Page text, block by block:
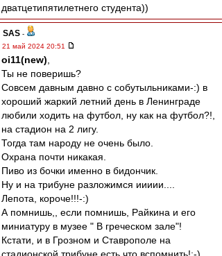
дватцетипятилетнего студента))
SAS -
21 май 2024 20:51
oi11(new)
Ты не поверишь?
Совсем давным давно с собутыльниками-:) в
хороший жаркий летний день в Ленинграде
любили ходить на футбол, ну как на футбол?!,
на стадион на 2 лигу.
Тогда там народу не очень было.
Охрана почти никакая.
Пиво из бочки именно в бидончик.
Ну и на трибуне разложимся иииии....
Лепота, короче!!!-:)
А помнишь,, если помнишь, Райкина и его
миниатуру в музее " В греческом зале"!
Кстати, и в Грозном и Ставрополе на